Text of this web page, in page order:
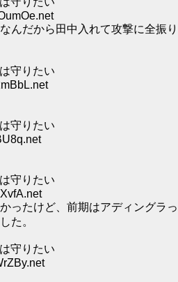
んだから田中入れて攻撃に全振り
守りたい
守りたい
守りたい
ったけど、前期はアディングラっ
た。
守りたい